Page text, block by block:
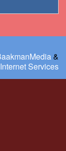
&
Services